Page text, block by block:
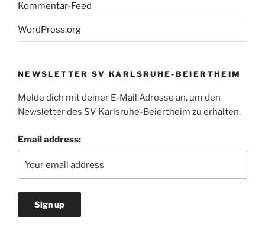
Kommentar-Feed
WordPress.org
NEWSLETTER SV KARLSRUHE-BEIERTHEIM
Melde dich mit deiner E-Mail Adresse an, um den
Newsletter des SV Karlsruhe-Beiertheim zu erhalten.
Email address: